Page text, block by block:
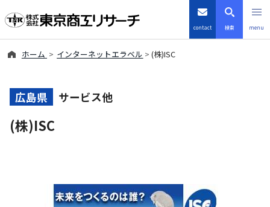
contact 検索 menu
TSRデータインサイト
会社案内
ホーム インターネットエラベル (株)ISC
広島県 サービス他
(株)ISC